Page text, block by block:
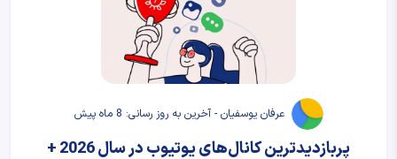
عرفان یوسفیان - آخرین به روز رسانی: 8 ماه پیش
پربازدید‌ترین کانال‌های یوتیوب در سال 2026 +